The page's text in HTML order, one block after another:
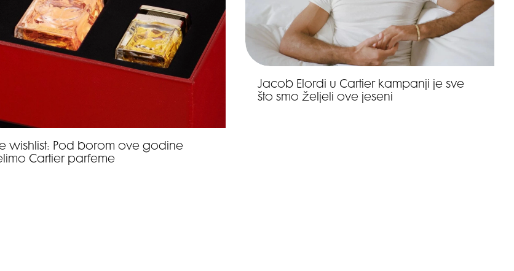
wishlist: Pod borom ove godine
Cartier parfeme
Jacob Elordi u Cartier kampanji je sve
što smo željeli ove jeseni